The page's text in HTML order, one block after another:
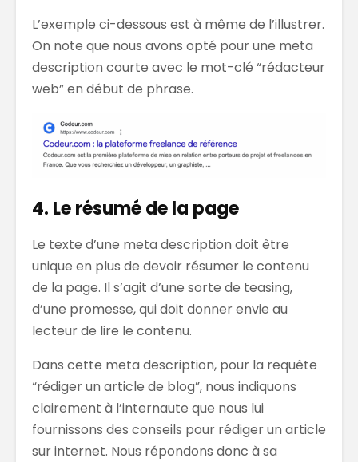
L’exemple ci-dessous est à même de l’illustrer.
On note que nous avons opté pour une meta
description courte avec le mot-clé “rédacteur
web” en début de phrase.
4. Le résumé de la page
Le texte d’une meta description doit être
unique en plus de devoir résumer le contenu
de la page. Il s’agit d’une sorte de teasing,
d’une promesse, qui doit donner envie au
lecteur de lire le contenu.
Dans cette meta description, pour la requête
“rédiger un article de blog”, nous indiquons
clairement à l’internaute que nous lui
fournissons des conseils pour rédiger un article
sur internet. Nous répondons donc à sa